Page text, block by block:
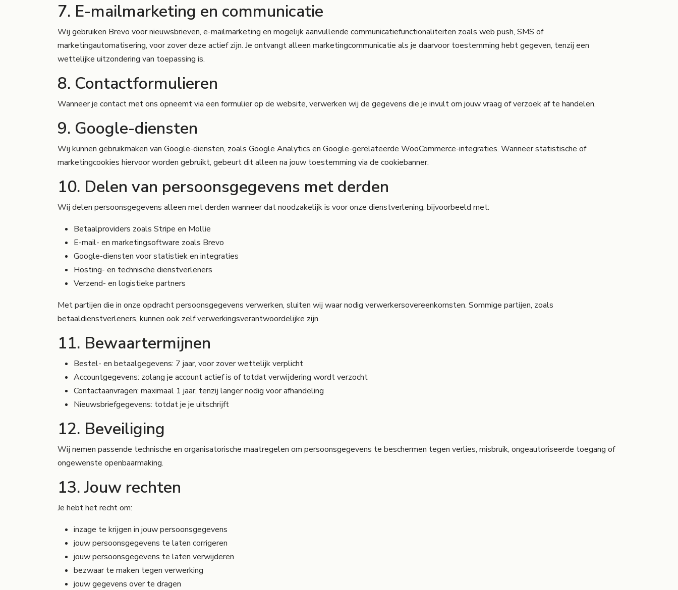
7. E-mailmarketing en communicatie
Wij gebruiken Brevo voor nieuwsbrieven, e-mailmarketing en mogelijk aanvullende communicatiefunctionaliteiten zoals web push, SMS of
marketingautomatisering, voor zover deze actief zijn. Je ontvangt alleen marketingcommunicatie als je daarvoor toestemming hebt gegeven, tenzij een
wettelijke uitzondering van toepassing is.
8. Contactformulieren
Wanneer je contact met ons opneemt via een formulier op de website, verwerken wij de gegevens die je invult om jouw vraag of verzoek af te handelen.
9. Google-diensten
Wij kunnen gebruikmaken van Google-diensten, zoals Google Analytics en Google-gerelateerde WooCommerce-integraties. Wanneer statistische of
marketingcookies hiervoor worden gebruikt, gebeurt dit alleen na jouw toestemming via de cookiebanner.
10. Delen van persoonsgegevens met derden
Wij delen persoonsgegevens alleen met derden wanneer dat noodzakelijk is voor onze dienstverlening, bijvoorbeeld met:
Betaalproviders zoals Stripe en Mollie
E-mail- en marketingsoftware zoals Brevo
Google-diensten voor statistiek en integraties
Hosting- en technische dienstverleners
Verzend- en logistieke partners
Met partijen die in onze opdracht persoonsgegevens verwerken, sluiten wij waar nodig verwerkersovereenkomsten. Sommige partijen, zoals
betaaldienstverleners, kunnen ook zelf verwerkingsverantwoordelijke zijn.
11. Bewaartermijnen
Bestel- en betaalgegevens: 7 jaar, voor zover wettelijk verplicht
Accountgegevens: zolang je account actief is of totdat verwijdering wordt verzocht
Contactaanvragen: maximaal 1 jaar, tenzij langer nodig voor afhandeling
Nieuwsbriefgegevens: totdat je je uitschrijft
12. Beveiliging
Wij nemen passende technische en organisatorische maatregelen om persoonsgegevens te beschermen tegen verlies, misbruik, ongeautoriseerde toegang of
ongewenste openbaarmaking.
13. Jouw rechten
Je hebt het recht om:
inzage te krijgen in jouw persoonsgegevens
jouw persoonsgegevens te laten corrigeren
jouw persoonsgegevens te laten verwijderen
bezwaar te maken tegen verwerking
jouw gegevens over te dragen